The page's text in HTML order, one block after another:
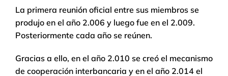
La primera reunión oficial entre sus miembros se
produjo en el año 2.006 y luego fue en el 2.009.
Posteriormente cada año se reúnen.
Gracias a ello, en el año 2.010 se creó el mecanismo
de cooperación interbancaria y en el año 2.014 el